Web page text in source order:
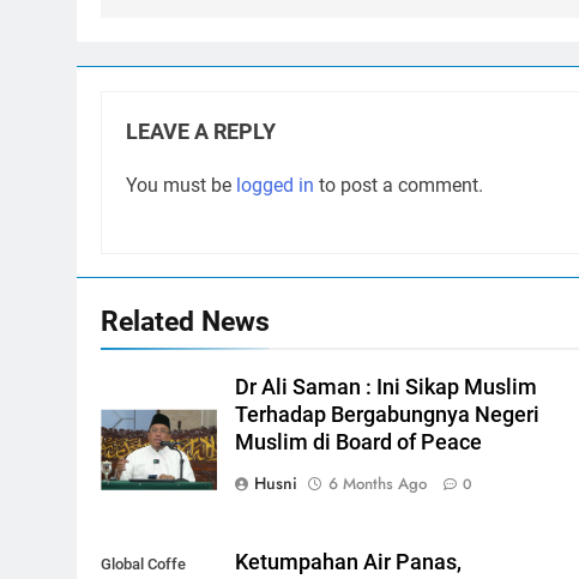
LEAVE A REPLY
You must be logged in to post a comment.
Related News
Dr Ali Saman : Ini Sikap Muslim
Terhadap Bergabungnya Negeri
Muslim di Board of Peace
Husni
6 Months Ago 0
Global Coffe
Ketumpahan Air Panas,